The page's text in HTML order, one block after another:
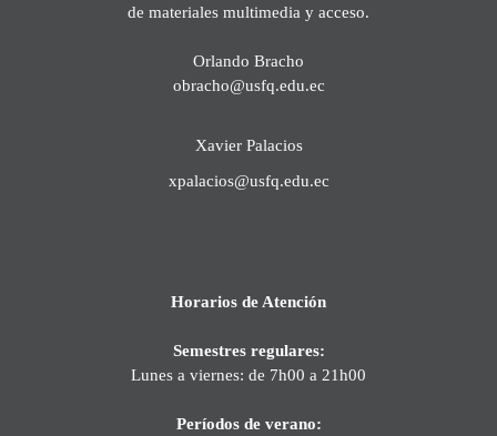
de materiales multimedia y acceso.
Orlando Bracho
obracho@usfq.edu.ec
Xavier Palacios
xpalacios@usfq.edu.ec
Horarios de Atención
Semestres regulares:
Lunes a viernes: de 7h00 a 21h00
Períodos de verano: